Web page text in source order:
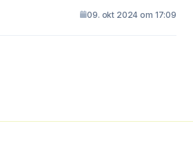
09. okt 2024 om 17:09